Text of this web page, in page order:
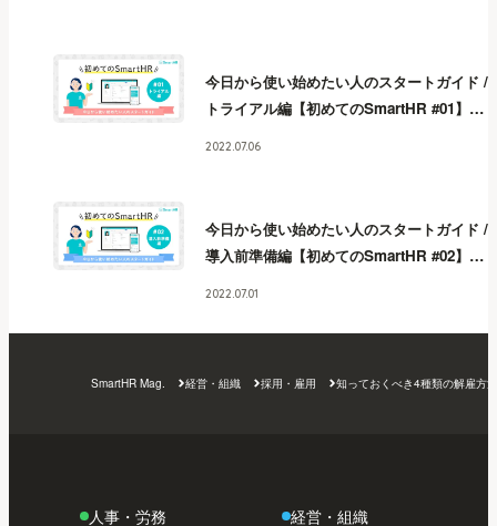
今日から使い始めたい人のスタートガイド /
トライアル編【初めてのSmartHR #01】 今
日から使い始めたい人のスタートガイド /
トライアル編【初めてのSmartHR #01】 今
日から使い始めたい人のスタートガイド /
トライアル編【初めてのSmartHR #01】今
2022.07.06
今日から使い始めたい人のスタートガイド /
導入前準備編【初めてのSmartHR #02】 今
日から使い始めたい人のスタートガイド /
日から使い始めたい人のスタートガイド /
導入前準備編【初めてのSmartHR #02】
2022.07.01
SmartHR Mag. 経営・組織 採用・雇用 知っておくべき4種類の解雇方
人事・労務 経営・組織